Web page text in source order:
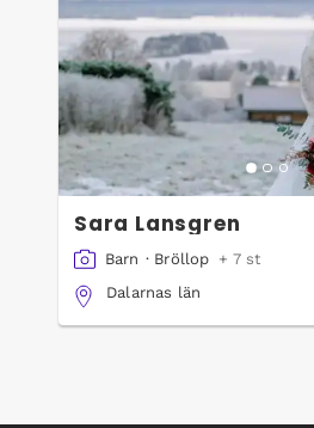
Sara Lansgren
Barn · Bröllop + 7 st
Dalarnas län